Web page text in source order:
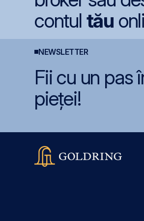
contul tău
NEWSLETTER
Fii cu un pas
pieței!